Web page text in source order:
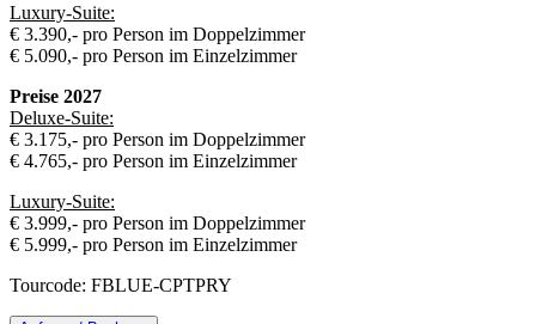
Luxury-Suite:
€ 3.390,- pro Person im Doppelzimmer
€ 5.090,- pro Person im Einzelzimmer
Preise 2027
Deluxe-Suite:
€ 3.175,- pro Person im Doppelzimmer
€ 4.765,- pro Person im Einzelzimmer
Luxury-Suite:
€ 3.999,- pro Person im Doppelzimmer
€ 5.999,- pro Person im Einzelzimmer
Tourcode: FBLUE-CPTPRY